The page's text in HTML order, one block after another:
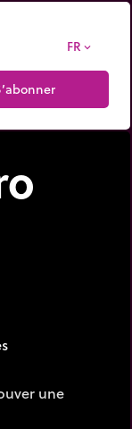
FR expand_more
une